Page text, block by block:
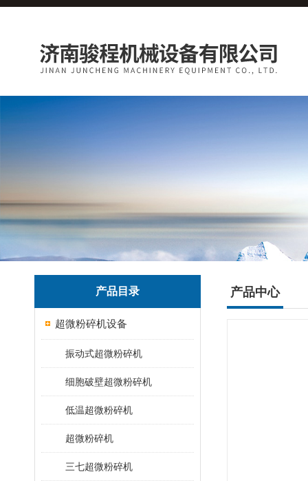
产品目录
超微粉碎机设备
振动式超微粉碎机
细胞破壁超微粉碎机
低温超微粉碎机
超微粉碎机
三七超微粉碎机
产品中心